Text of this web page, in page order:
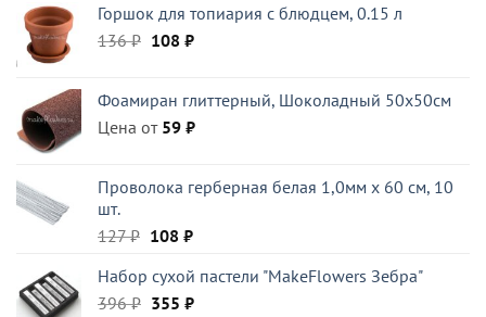
Горшок для топиария с блюдцем, 0.15 л
136₽ Первоначальная
136 ₽.
108 ₽Текущая
Фоамиран глиттерный, Шоколадный 50x50см
Цена от 59 ₽
Проволока герберная белая 1,0мм x 60 см, 10
шт.
127₽ Первоначальная
составляла
127 ₽.
108 ₽Текущая
108 ₽.
Набор сухой пастели "MakeFlowers Зебра"
396₽ Первоначальная
355 ₽Текущая